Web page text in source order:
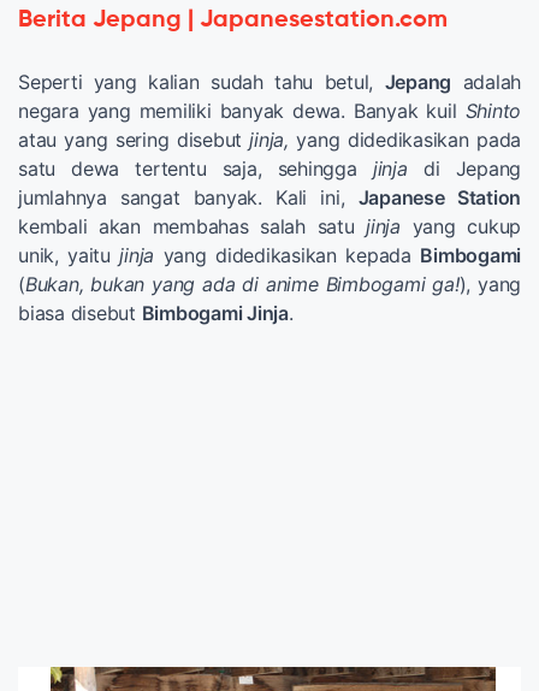
Berita Jepang | Japanesestation.com
Seperti yang kalian sudah tahu betul, Jepang adalah
negara yang memiliki banyak dewa. Banyak kuil Shinto
atau yang sering disebutjinja, yang didedikasikan pada
satu dewa tertentu saja, sehingga jinja di Jepang
jumlahnya sangat banyak. Kali ini, Japanese Station
kembali akan membahas salah satujinja yang cukup
unik, yaitujinja yang didedikasikan kepada Bimbogami
(Bukan, bukan yang ada di anime Bimbogami ga!), yang
biasa disebut Bimbogami Jinja.